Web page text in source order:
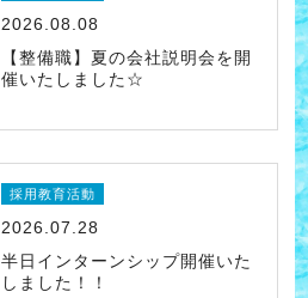
2026.08.08
【整備職】夏の会社説明会を開
催いたしました☆
採用教育活動
2026.07.28
半日インターンシップ開催いた
しました！！